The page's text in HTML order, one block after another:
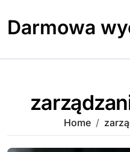
content
Darmowa
Home